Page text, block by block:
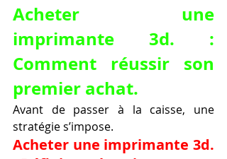
Acheter une
imprimante 3d. :
Comment réussir son
premier achat.
Avant de passer à la caisse, une
stratégie s’impose.
Acheter une imprimante 3d.